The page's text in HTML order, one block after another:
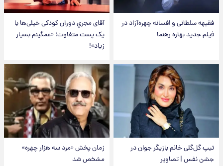
فقیهه سلطانی و افسانه چهره‌آزاد در
فیلم جدید بهاره رهنما
آقای مجریِ دوران کودکی خیلی‌ها با
یک پست متفاوت؛ «غمگینم بسیار
زیاد»!
تیپ گل‌گلی خانم بازیگر جوان در
جشن نفس | تصاویر
زمان پخش «مرد سه هزار چهره»
مشخص شد